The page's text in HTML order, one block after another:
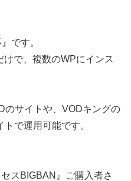
です。
で、複数のWPにインス
のサイトや、VODキングの
で運用可能です。
スBIGBAN』ご購入者さ